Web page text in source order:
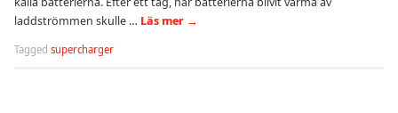
laddströmmen skulle … Läs mer →
Tagged supercharger